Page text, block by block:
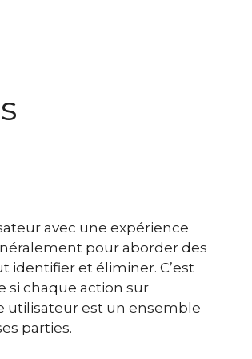
avec une expérience
pour aborder des
identifier et éliminer. C’est
si chaque action sur
utilisateur est un ensemble
parties.